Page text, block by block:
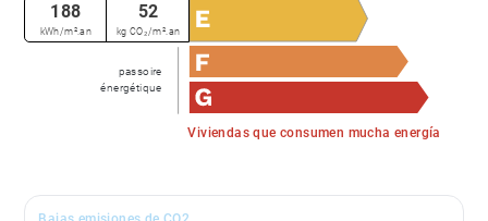
Viviendas que consumen mucha energía
passoire
énergétique
188
kWh/m².an
52
kg CO₂/m².an